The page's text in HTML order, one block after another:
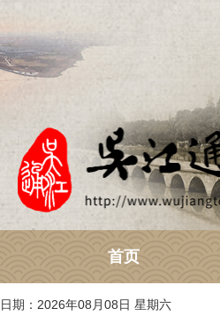
首页
日期：2026年08月08日 星期六